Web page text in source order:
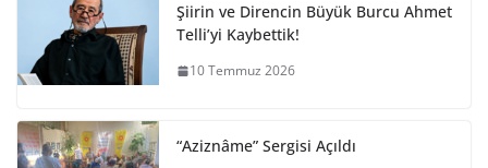
Şiirin ve Direncin Büyük Burcu Ahmet
Telli’yi Kaybettik!
10 Temmuz 2026
“Aziznâme” Sergisi Açıldı